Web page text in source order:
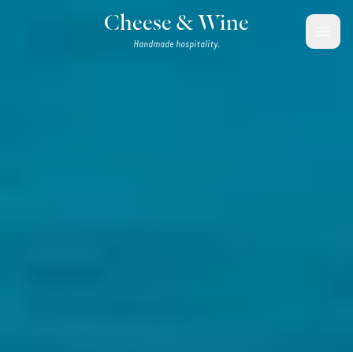
Cheese & Wine
Handmade hospitality.